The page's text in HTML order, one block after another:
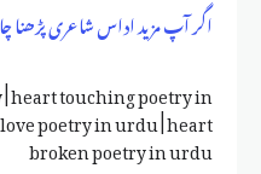
اگر آپ مزید اداس شاعری پڑھنا
heart touching poetry in
poetry in urdu |heart
broken poetry in urdu